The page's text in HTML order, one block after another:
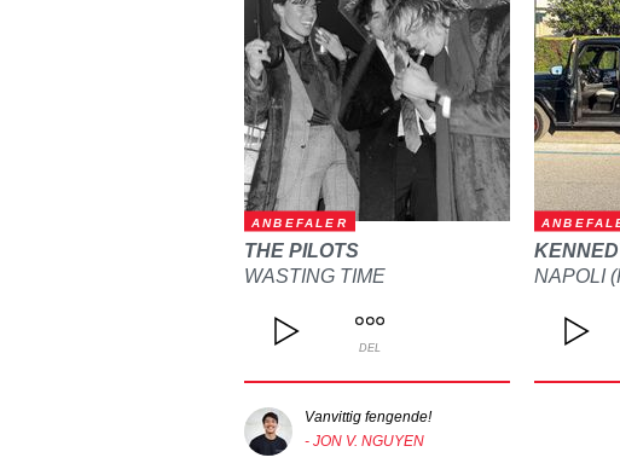
ANBEFALER
THE PILOTS
WASTING TIME
DEL
Vanvittig fengende!
- JON V. NGUYEN
NAPOLI